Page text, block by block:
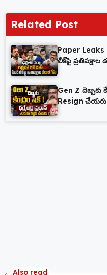
Related Post
Paper Leaks
లీక్‌పై ప్రతిపక్షాల
Gen Z దెబ్బకు
Resign చేయరు